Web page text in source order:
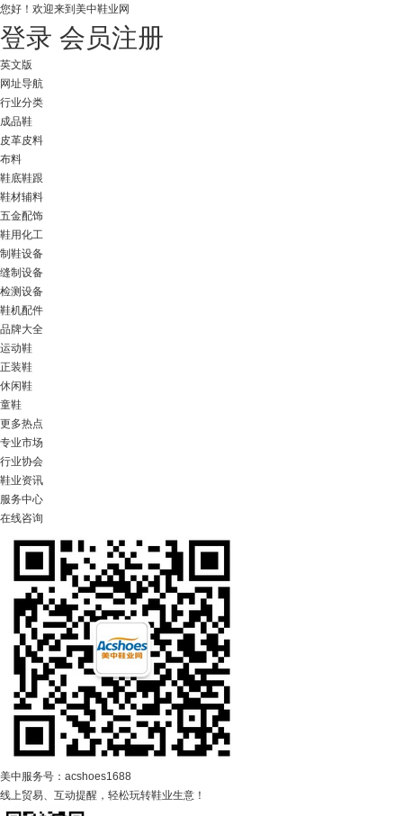
您好！ 欢迎来到美中鞋业网
登录 会员注册
英文版
网址导航
行业分类
成品鞋
皮革皮料
布料
鞋底鞋跟
鞋材辅料
五金配饰
鞋用化工
制鞋设备
缝制设备
检测设备
鞋机配件
品牌大全
运动鞋
正装鞋
休闲鞋
童鞋
更多热点
专业市场
行业协会
鞋业资讯
服务中心
在线咨询
美中服务号：acshoes1688
线上贸易、互动提醒，轻松玩转鞋业生意！